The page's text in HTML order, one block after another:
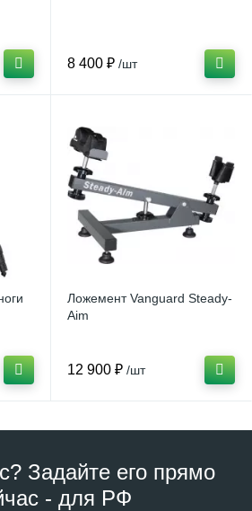
8 400 ₽ /шт
Ложемент Vanguard Steady-
Aim
12 900 ₽ /шт
Задайте его прямо
- для РФ